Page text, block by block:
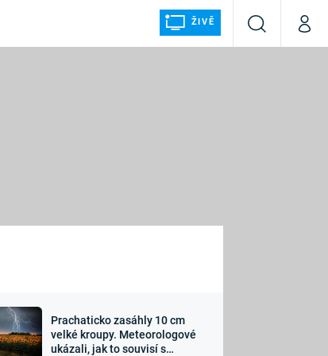
ŽIVĚ
VyhledáváníMůj
Sledujte nás
Prachaticko zasáhly 10 cm
velké kroupy. Meteorologové
ukázali, jak to souvisí s